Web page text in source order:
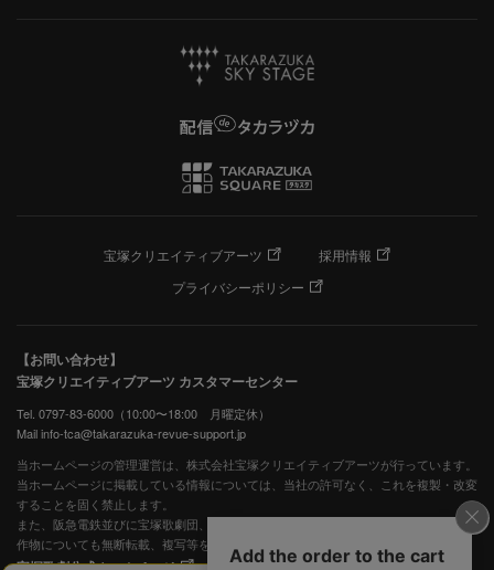
宝塚クリエイティブアーツ
採用情報
プライバシーポリシー
【お問い合わせ】
宝塚クリエイティブアーツ カスタマーセンター
Tel. 0797-83-6000（10:00〜18:00 月曜定休）
Mail info-tca@takarazuka-revue-support.jp
当ホームページの管理運営は、株式会社宝塚クリエイティブアーツが行っています。
当ホームページに掲載している情報については、当社の許可なく、これを複製・改変
することを固く禁止します。
また、阪急電鉄並びに宝塚歌劇団、宝塚クリエイティブアーツの出版物ほか写真等著
作物についても無断転載、複写等を禁じます。